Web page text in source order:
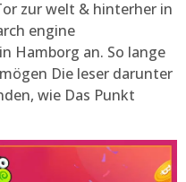
zur welt & hinterher in
engine
Hamborg an. So lange
Die leser darunter
wie Das Punkt